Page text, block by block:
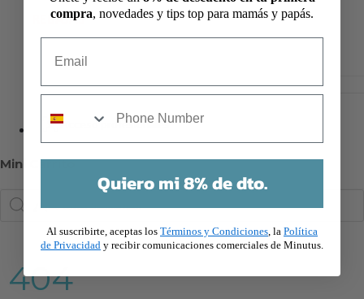
REBAJAS
Acceso profesionales
Mini Carrito
de
404
compra, novedades y tips top para mamás y papás.
Quiero mi 8% de dto.
Al suscribirte, aceptas los Términos y Condiciones , la Política
de Privacidad y recibir comunicaciones comerciales de Minutus.